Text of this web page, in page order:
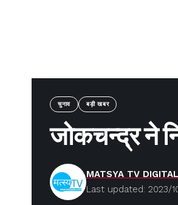
चुनाव बड़ी खबर
जोकचन्द्र ने
Last updated: 2023/
MATSYA TV DIGITAL